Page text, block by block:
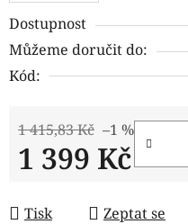
Dostupnost
Můžeme doručit do:
Kód:
1 415,83 Kč –1 %
1 399 Kč
Tisk Zeptat se